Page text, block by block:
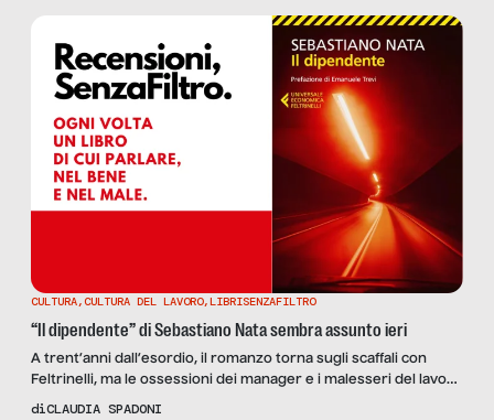
CULTURA,CULTURA DEL LAVORO,LIBRISENZAFILTRO
“Il dipendente” di Sebastiano Nata sembra assunto ieri
A trent’anni dall’esordio, il romanzo torna sugli scaffali con
Feltrinelli, ma le ossessioni dei manager e i malesseri del lavoro
che descrive sono ancora attuali. La nostra intervista all’autore
diCLAUDIA SPADONI